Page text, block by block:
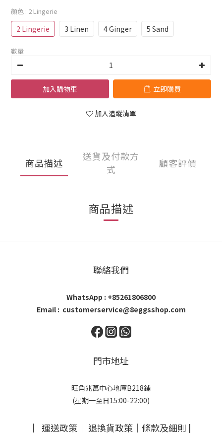
顏色 : 2 Lingerie
2 Lingerie 3 Linen 4 Ginger 5 Sand
數量
加入購物車 立即購買
加入追蹤清單
商品描述
送貨及付款方
式
顧客評價
商品描述
聯絡我們
WhatsApp : +85261806800
Email : customerservice@8eggsshop.com
門市地址
旺角兆萬中心地庫B218鋪
(星期一至日15:00-22:00)
｜ 運送政策 ｜ 退換貨政策 ｜ 條款及細則 |